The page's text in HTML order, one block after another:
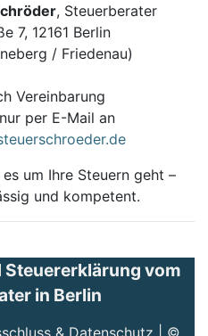
, Steuerberater
7, 12161 Berlin
/ Friedenau)
Vereinbarung
per E-Mail an
um Ihre Steuern geht –
und kompetent.
vom
in Berlin
& Datenschutz | ©